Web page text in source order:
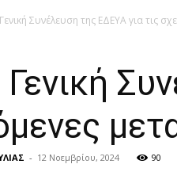
Συνέλευση της ΕΔΕΥΑ για τις
- 12 Νοεμβρίου, 2024 90